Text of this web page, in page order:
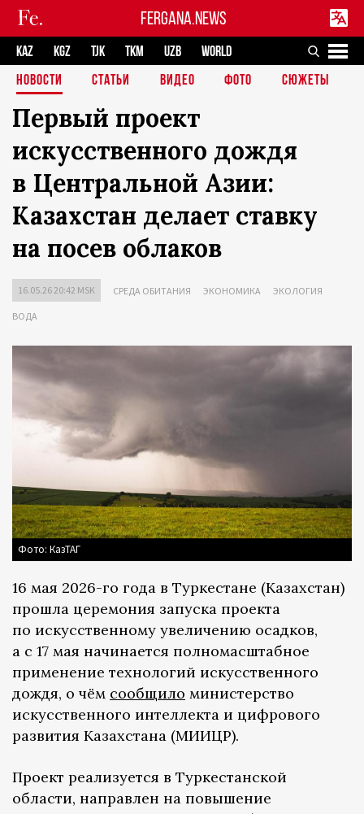
FERGANA.NEWS
KAZ KGZ TJK TKM UZB
WORLD
НОВОСТИ
СТАТЬИ ВИДЕО ФОТО СЮЖЕТЫ
Первый проект
искусственного дождя
в Центральной Азии:
Казахстан делает ставку
на посев облаков
16.05.26 20:42 MSK СРЕДА ОБИТАНИЯ ЭКОНОМИКА ЭКОЛОГИЯ
ВОДА
Фото: КазТАГ
16 мая 2026-го года в Туркестане (Казахстан)
прошла церемония запуска проекта
по искусственному увеличению осадков,
а с 17 мая начинается полномасштабное
применение технологий искусственного
дождя, о чём сообщило министерство
искусственного интеллекта и цифрового
развития Казахстана (МИИЦР).
Проект реализуется в Туркестанской
области, направлен на повышение